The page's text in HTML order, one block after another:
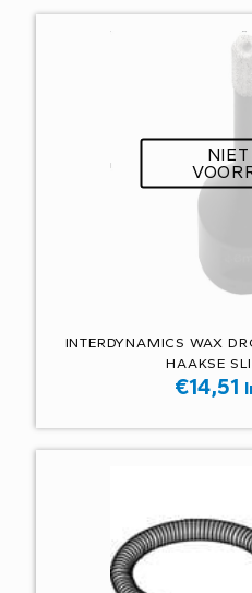
INTERDYNAMICS WAX
HAAKSE
€14,51